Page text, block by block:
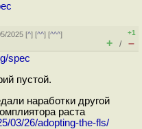
2025 [^] [^^] [^^^]
+1
+ / –
spec
пустой.
наработки другой
раста
03/26/adopting-the-fls/